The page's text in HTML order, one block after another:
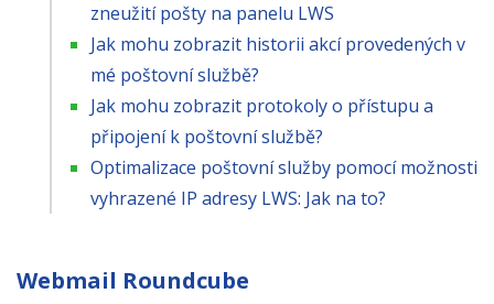
zneužití pošty na panelu LWS
Jak mohu zobrazit historii akcí provedených v
mé poštovní službě?
Jak mohu zobrazit protokoly o přístupu a
připojení k poštovní službě?
Optimalizace poštovní služby pomocí možnosti
vyhrazené IP adresy LWS: Jak na to?
Webmail Roundcube